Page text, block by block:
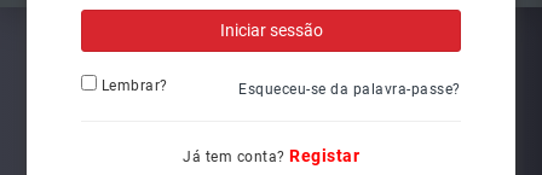
Lembrar? Esqueceu-se da palavra-passe?
Já tem conta? Registar